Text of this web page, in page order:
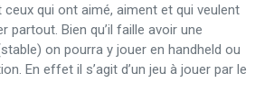
qui ont aimé, aiment et qui veulent
partout. Bien qu’il faille avoir une
on pourra y jouer en handheld ou
En effet il s’agit d’un jeu à jouer par le